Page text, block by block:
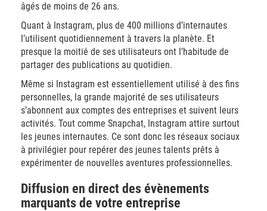
âgés de moins de 26 ans.
Quant à Instagram, plus de 400 millions d’internautes
l’utilisent quotidiennement à travers la planète. Et
presque la moitié de ses utilisateurs ont l’habitude de
partager des publications au quotidien.
Même si Instagram est essentiellement utilisé à des fins
personnelles, la grande majorité de ses utilisateurs
s’abonnent aux comptes des entreprises et suivent leurs
activités. Tout comme Snapchat, Instagram attire surtout
les jeunes internautes. Ce sont donc les réseaux sociaux
à privilégier pour repérer des jeunes talents prêts à
expérimenter de nouvelles aventures professionnelles.
Diffusion en direct des évènements
marquants de votre entreprise